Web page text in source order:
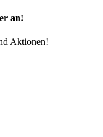
an!
Aktionen!